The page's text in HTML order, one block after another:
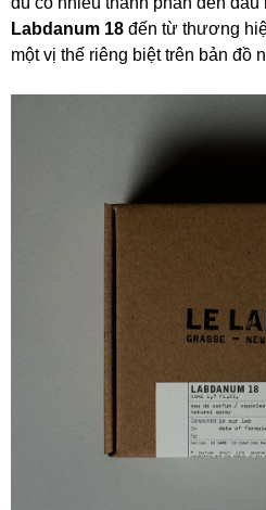
Labdanum 18 đến từ thương
một vị thế riêng biệt trên bản